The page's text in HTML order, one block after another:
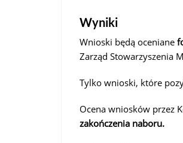
Wyniki
Wnioski będą oceniane
Zarząd Stowarzyszenia
Tylko wnioski, które
Ocena wniosków przez
zakończenia naboru.